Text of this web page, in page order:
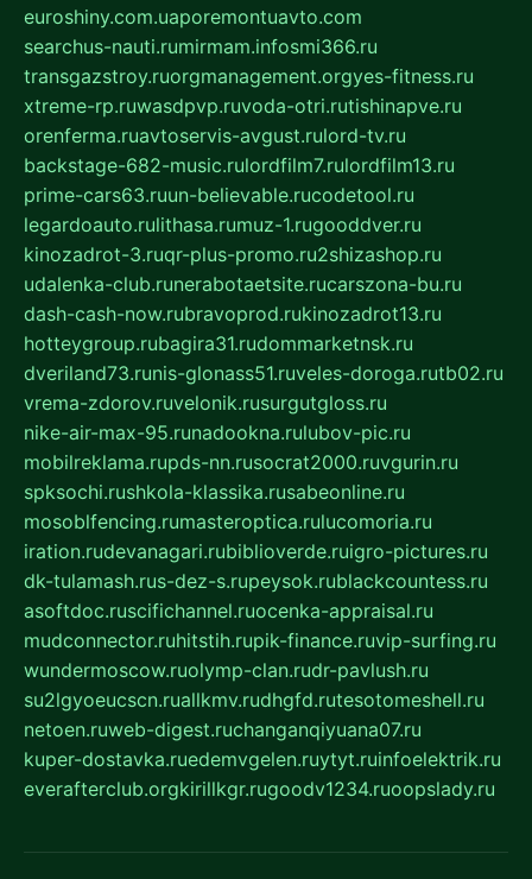
euroshiny.com.uaporemontuavto.com
searchus-nauti.rumirmam.infosmi366.ru
transgazstroy.ruorgmanagement.orgyes-fitness.ru
xtreme-rp.ruwasdpvp.ruvoda-otri.rutishinapve.ru
orenferma.ruavtoservis-avgust.rulord-tv.ru
backstage-682-music.rulordfilm7.rulordfilm13.ru
prime-cars63.ruun-believable.rucodetool.ru
legardoauto.rulithasa.rumuz-1.rugooddver.ru
kinozadrot-3.ruqr-plus-promo.ru2shizashop.ru
udalenka-club.runerabotaetsite.rucarszona-bu.ru
dash-cash-now.rubravoprod.rukinozadrot13.ru
hotteygroup.rubagira31.rudommarketnsk.ru
dveriland73.runis-glonass51.ruveles-doroga.rutb02.ru
vrema-zdorov.ruvelonik.rusurgutgloss.ru
nike-air-max-95.runadookna.rulubov-pic.ru
mobilreklama.rupds-nn.rusocrat2000.ruvgurin.ru
spksochi.rushkola-klassika.rusabeonline.ru
mosoblfencing.rumasteroptica.rulucomoria.ru
iration.rudevanagari.rubiblioverde.ruigro-pictures.ru
dk-tulamash.rus-dez-s.rupeysok.rublackcountess.ru
asoftdoc.ruscifichannel.ruocenka-appraisal.ru
mudconnector.ruhitstih.rupik-finance.ruvip-surfing.ru
wundermoscow.ruolymp-clan.rudr-pavlush.ru
su2lgyoeucscn.ruallkmv.rudhgfd.rutesotomeshell.ru
netoen.ruweb-digest.ruchanganqiyuana07.ru
kuper-dostavka.ruedemvgelen.ruytyt.ruinfoelektrik.ru
everafterclub.orgkirillkgr.rugoodv1234.ruoopslady.ru